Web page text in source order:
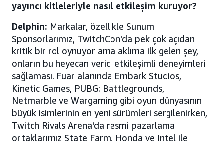
yayıncı kitleleriyle nasıl etkileşim kuruyor?
Delphin: Markalar, özellikle Sunum
Sponsorlarımız, TwitchCon'da pek çok açıdan
kritik bir rol oynuyor ama aklıma ilk gelen şey,
onların bu heyecan verici etkileşimli deneyimleri
sağlaması. Fuar alanında Embark Studios,
Kinetic Games, PUBG: Battlegrounds,
Netmarble ve Wargaming gibi oyun dünyasının
büyük isimlerinin en yeni sürümleri sergilenirken,
Twitch Rivals Arena'da resmi pazarlama
ortaklarımız State Farm, Honda ve Intel ile